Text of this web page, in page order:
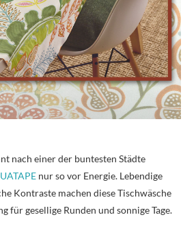
nach einer der buntesten Städte
nur so vor Energie. Lebendige
Kontraste machen diese Tischwäsche
für gesellige Runden und sonnige Tage.